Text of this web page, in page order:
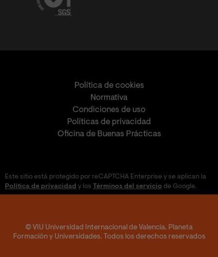
Política de cookies
Normativa
Condiciones de uso
Políticas de privacidad
Oficina de Buenas Prácticas
Este sitio está protegido por reCAPTCHA Enterprise y se aplican la
Política de privacidad y los Términos del servicio de Google.
© VIU Universidad Internacional de Valencia. Planeta
Formación y Universidades. Todos los derechos reservados